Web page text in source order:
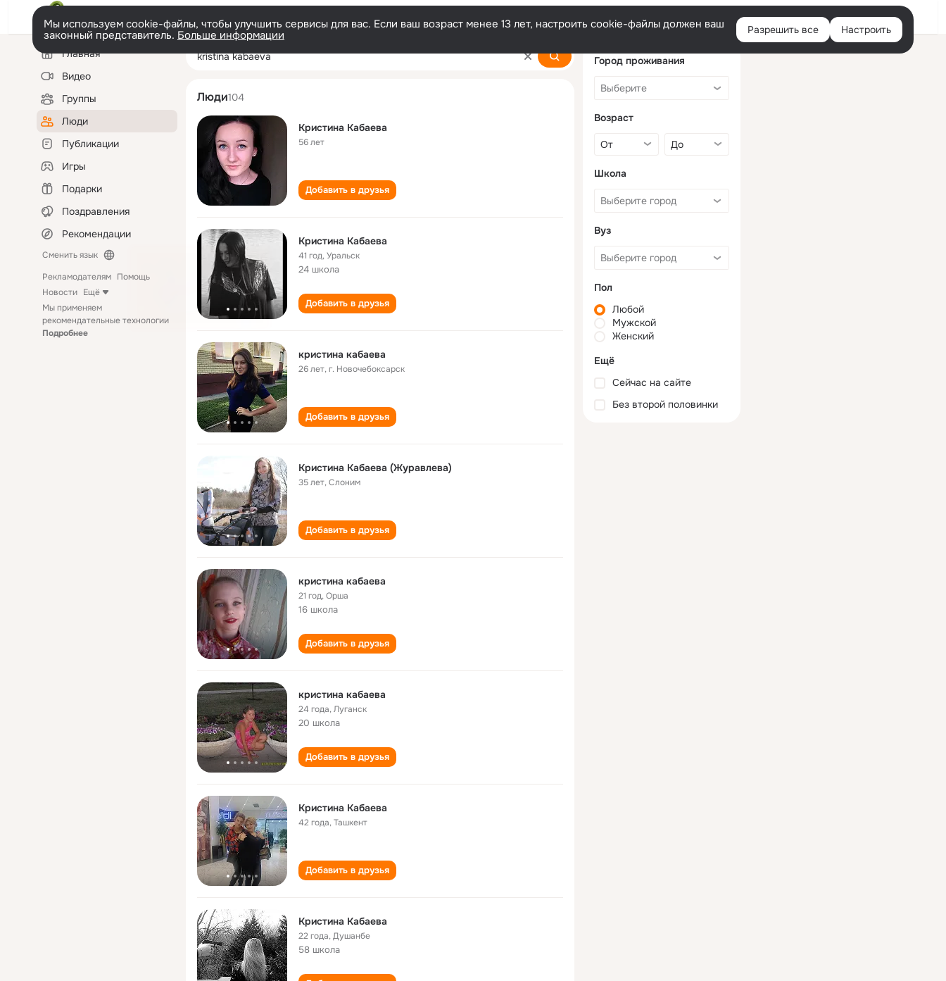
Войти
Мы используем cookie-файлы, чтобы улучшить сервисы для вас. Если ваш возраст менее 13 лет, настроить cookie-файлы должен ваш
законный представитель. Больше информации Разрешить все Настроить
Левая
колонкаГлавная
Видео
Группы
Люди
Публикации
Игры
Подарки
Поздравления
Рекомендации
Сменить язык
Рекламодателям Помощь
Новости Ещё
Мы применяем
рекомендательные технологии
Подробнее
kristina kabaeva
Люди104
Кристина Кабаева
56 лет
Добавить в друзья
Кристина Кабаева
41 год,Уральск
24 школа
Добавить в друзья
кристина кабаева
26 лет,г. Новочебоксарск
Добавить в друзья
Кристина Кабаева (Журавлева)
35 лет,Слоним
Добавить в друзья
кристина кабаева
21 год,Орша
16 школа
Добавить в друзья
кристина кабаева
24 года,Луганск
20 школа
Добавить в друзья
Кристина Кабаева
42 года,Ташкент
Добавить в друзья
Кристина Кабаева
22 года,Душанбе
58 школа
Город проживания
Возраст
Школа
Вуз
Пол
Любой
Мужской
Женский
Ещё
Сейчас на сайте
Без второй половинки